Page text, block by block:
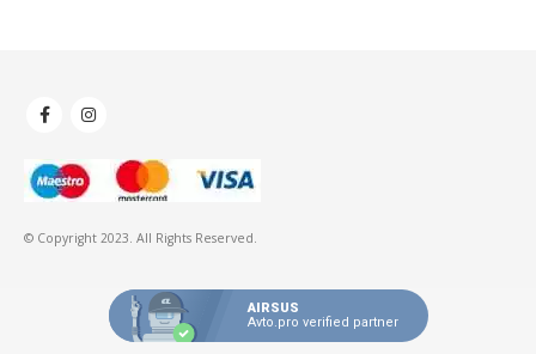
© Copyright 2023. All Rights Reserved.
AIRSUS
Avto.pro verified partner